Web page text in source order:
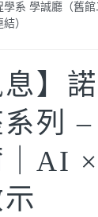
系 學誠廳（舊館
）
息】
列
AI